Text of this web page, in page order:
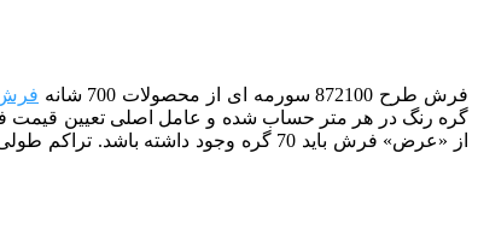
فرش طرح 872100 سورمه ای از محصولات 700 شانه
گره رنگ در هر متر حساب شده و عامل اصلی تعیین قیمت
از «عرض» فرش باید 70 گره وجود داشته باشد.
تراکم طولی